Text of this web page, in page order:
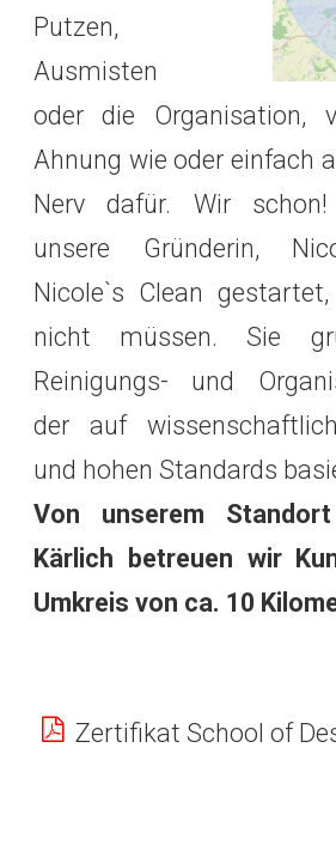
Putzen,
Ausmisten
oder die Organisation,
Ahnung wie oder einfach
Nerv dafür. Wir
unsere Gründerin,
Nicole`s Clean
nicht müssen. Sie
Reinigungs- und
der auf
und hohen Standards
Von unserem
Kärlich betreuen wir
Umkreis von ca. 10
Zertifikat School of